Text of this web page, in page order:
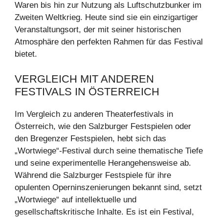
Waren bis hin zur Nutzung als Luftschutzbunker im
Zweiten Weltkrieg. Heute sind sie ein einzigartiger
Veranstaltungsort, der mit seiner historischen
Atmosphäre den perfekten Rahmen für das Festival
bietet.
VERGLEICH MIT ANDEREN
FESTIVALS IN ÖSTERREICH
Im Vergleich zu anderen Theaterfestivals in
Österreich, wie den Salzburger Festspielen oder
den Bregenzer Festspielen, hebt sich das
„Wortwiege“-Festival durch seine thematische Tiefe
und seine experimentelle Herangehensweise ab.
Während die Salzburger Festspiele für ihre
opulenten Operninszenierungen bekannt sind, setzt
„Wortwiege“ auf intellektuelle und
gesellschaftskritische Inhalte. Es ist ein Festival,